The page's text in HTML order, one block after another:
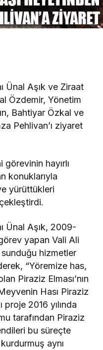
Ünal Aşık ve Ziraat
Özdemir, Yönetim
Bahtiyar Özkal ve
Pehlivan’ı ziyaret
hayırlı
konuklarıyla
yürüttükleri
Ünal Aşık, 2009-
yapan Vali Ali
sunduğu hizmetler
“Yöremize has,
Piraziz Elması’nın
Hası Piraziz
proje 2016 yılında
tarafından Piraziz
bu süreçte
aynı